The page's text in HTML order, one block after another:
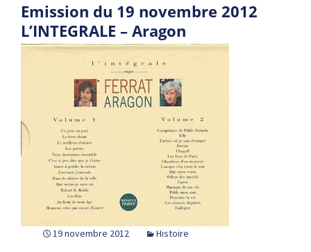
Emission du 19 novembre 2012
L’INTEGRALE – Aragon
19 novembre 2012 Histoire